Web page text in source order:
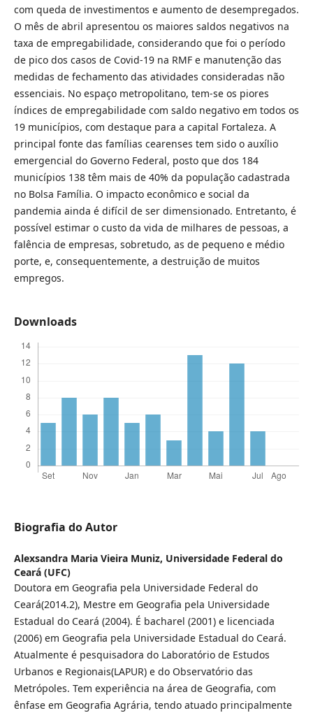
com queda de investimentos e aumento de desempregados.
O mês de abril apresentou os maiores saldos negativos na
taxa de empregabilidade, considerando que foi o período
de pico dos casos de Covid-19 na RMF e manutenção das
medidas de fechamento das atividades consideradas não
essenciais. No espaço metropolitano, tem-se os piores
índices de empregabilidade com saldo negativo em todos os
19 municípios, com destaque para a capital Fortaleza. A
principal fonte das famílias cearenses tem sido o auxílio
emergencial do Governo Federal, posto que dos 184
municípios 138 têm mais de 40% da população cadastrada
no Bolsa Família. O impacto econômico e social da
pandemia ainda é difícil de ser dimensionado. Entretanto, é
possível estimar o custo da vida de milhares de pessoas, a
falência de empresas, sobretudo, as de pequeno e médio
porte, e, consequentemente, a destruição de muitos
empregos.
Downloads
Biografia do Autor
Alexsandra Maria Vieira Muniz, Universidade Federal do
Ceará (UFC)
Doutora em Geografia pela Universidade Federal do
Ceará(2014.2), Mestre em Geografia pela Universidade
Estadual do Ceará (2004). É bacharel (2001) e licenciada
(2006) em Geografia pela Universidade Estadual do Ceará.
Atualmente é pesquisadora do Laboratório de Estudos
Urbanos e Regionais(LAPUR) e do Observatório das
Metrópoles. Tem experiência na área de Geografia, com
ênfase em Geografia Agrária, tendo atuado principalmente